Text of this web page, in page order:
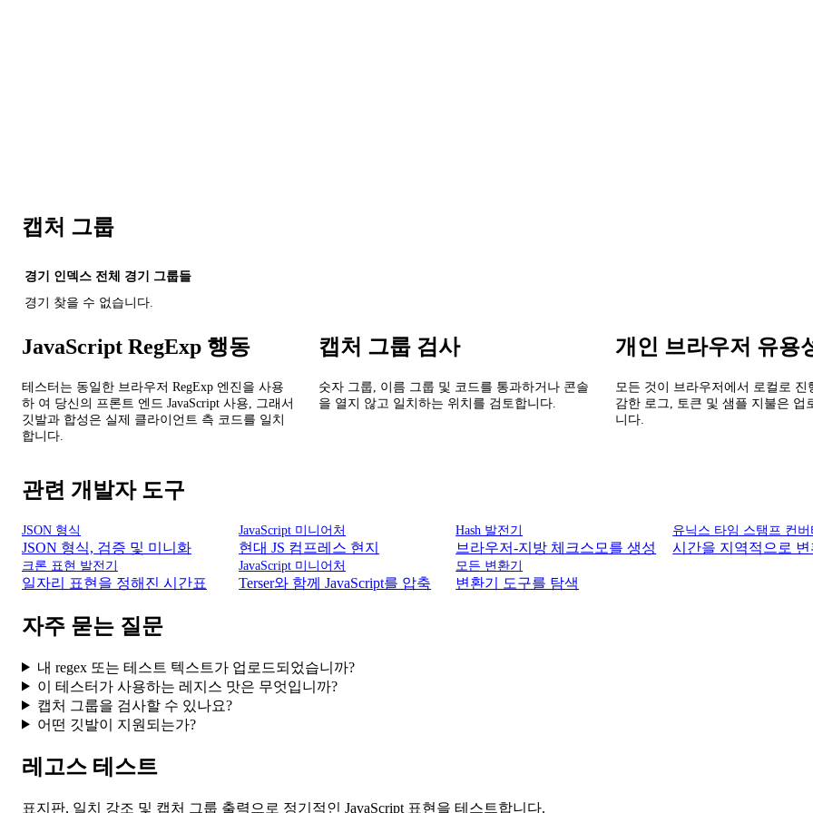
캡처 그룹
경기 인덱스 전체 경기
그룹들
경기 찾을 수 없습니다.
JavaScript RegExp 행동
테스터는 동일한 브라우저 RegExp 엔진을 사용
하 여 당신의 프론트 엔드 JavaScript 사용, 그래서
깃발과 합성은 실제 클라이언트 측 코드를 일치
합니다.
캡처 그룹 검사
숫자 그룹, 이름 그룹 및 코드를 통과하거나 콘솔
을 열지 않고 일치하는 위치를 검토합니다.
개인 브라우저 유용
모든 것이 브라우저에서 로컬로 진
감한 로그, 토큰 및 샘플 지불은 업
니다.
관련 개발자 도구
JSON 형식
JSON 형식, 검증 및 미니화
JavaScript 미니어처
현대 JS 컴프레스 현지
Hash 발전기
브라우저-지방 체크스모를 생성
유닉스 타임 스탬프 컨버
시간을 지역적으로
크론 표현 발전기
일자리 표현을 정해진 시간표
JavaScript 미니어처
Terser와 함께 JavaScript를 압축
모든 변환기
변환기 도구를 탐색
자주 묻는 질문
내 regex 또는 테스트 텍스트가 업로드되었습니까?
이 테스터가 사용하는 레지스 맛은 무엇입니까?
캡처 그룹을 검사할 수 있나요?
어떤 깃발이 지원되는가?
레고스 테스트
표지판, 일치 강조 및 캡처 그룹 출력으로 정기적인 JavaScript 표현을 테스트합니다.